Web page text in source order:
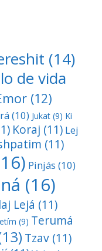
(14)
de vida
(12)
(10) Jukat (9) Ki
Koraj (11) Lej
(11)
Pinjás (10)
(16)
Lejá (11)
(9) Terumá
Tzav (11)